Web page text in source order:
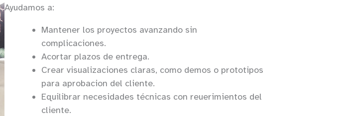
Ayudamos a:
Mantener los proyectos avanzando sin
complicaciones.
Acortar plazos de entrega.
Crear visualizaciones claras, como demos o prototipos
para aprobacion del cliente.
Equilibrar necesidades técnicas con reuerimientos del
cliente.